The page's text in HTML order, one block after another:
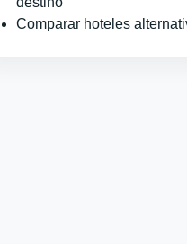
Comparar hoteles